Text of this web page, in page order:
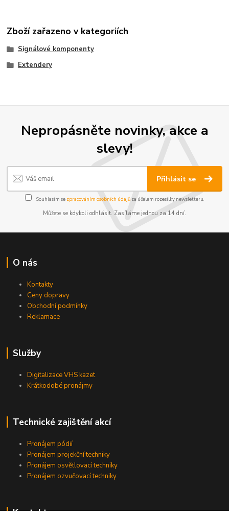
Zboží zařazeno v kategoriích
Signálové komponenty
Extendery
Nepropásněte novinky, akce a
slevy!
Přihlásit se
Souhlasím se zpracováním osobních údajůza účelem rozesílky newsletteru.
Můžete se kdykoli odhlásit. Zasíláme jednou za 14 dní.
O nás
Kontakty
Ceny dopravy
Obchodní podmínky
Reklamace
Služby
Digitalizace VHS kazet
Krátkodobé pronájmy
Technické zajištění akcí
Pronájem pódií
Pronájem projekční techniky
Pronájem osvětlovací techniky
Pronájem ozvučovací techniky
Kontakty